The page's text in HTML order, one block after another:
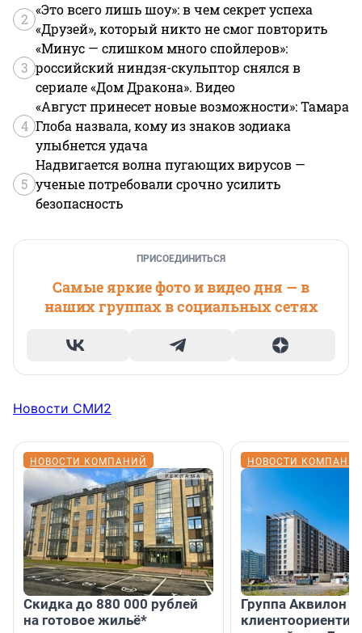
2
«Это всего лишь шоу»: в чем секрет успеха
«Друзей», который никто не смог повторить
3
«Минус — слишком много спойлеров»:
российский ниндзя-скульптор снялся в
сериале «Дом Дракона». Видео
4
«Август принесет новые возможности»: Тамара
Глоба назвала, кому из знаков зодиака
улыбнется удача
5
Надвигается волна пугающих вирусов —
ученые потребовали срочно усилить
безопасность
ПРИСОЕДИНИТЬСЯ
Самые яркие фото и видео дня — в
наших группах в социальных сетях
Новости СМИ2
НОВОСТИ КОМПАНИЙ
Скидка до 880 000 рублей
на готовое жильё*
НОВОСТИ
Группа Аквилон